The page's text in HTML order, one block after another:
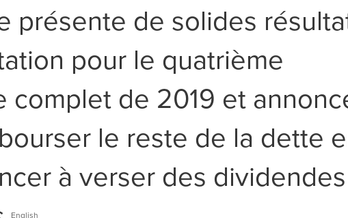
présente de solides
pour le quatrième
de 2019 et
le reste de la dette
à verser des
English